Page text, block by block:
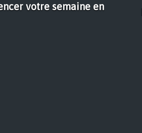
votre semaine en